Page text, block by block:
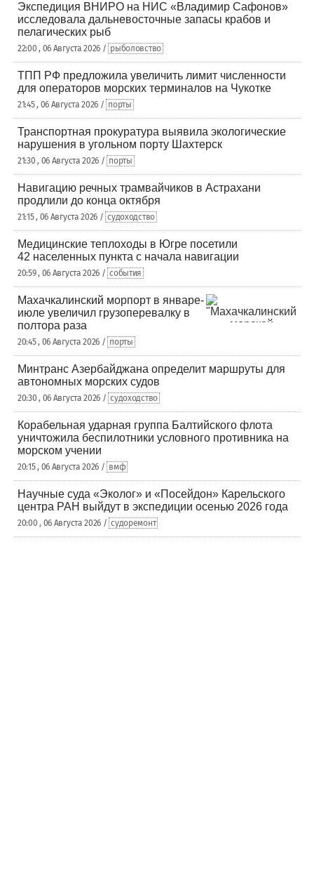
Экспедиция ВНИРО на НИС «Владимир Сафонов»
исследовала дальневосточные запасы крабов и
пелагических рыб
22:00 , 06 Августа 2026 / рыболовство
ТПП РФ предложила увеличить лимит численности
для операторов морских терминалов на Чукотке
21:45 , 06 Августа 2026 / порты
Транспортная прокуратура выявила экологические
нарушения в угольном порту Шахтерск
21:30 , 06 Августа 2026 / порты
Навигацию речных трамвайчиков в Астрахани
продлили до конца октября
21:15 , 06 Августа 2026 / судоходство
Медицинские теплоходы в Югре посетили
42 населенных пункта с начала навигации
20:59 , 06 Августа 2026 / события
Махачкалинский морпорт в январе-
июле увеличил грузоперевалку в
полтора раза
20:45 , 06 Августа 2026 / порты
Минтранс Азербайджана определит маршруты для
автономных морских судов
20:30 , 06 Августа 2026 / судоходство
Корабельная ударная группа Балтийского флота
уничтожила беспилотники условного противника на
морском учении
20:15 , 06 Августа 2026 / вмф
Научные суда «Эколог» и «Посейдон» Карельского
центра РАН выйдут в экспедиции осенью 2026 года
20:00 , 06 Августа 2026 / судоремонт